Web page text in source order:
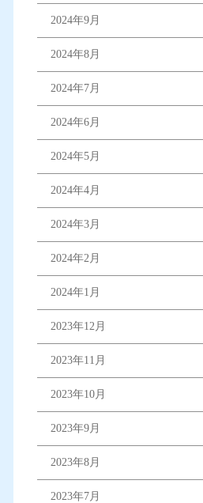
2024年9月
2024年8月
2024年7月
2024年6月
2024年5月
2024年4月
2024年3月
2024年2月
2024年1月
2023年12月
2023年11月
2023年10月
2023年9月
2023年8月
2023年7月